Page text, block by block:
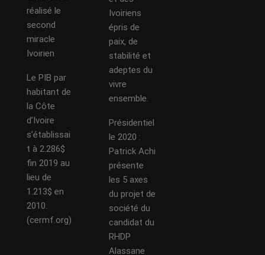
réalisé le
second
miracle
Ivoirien
Le PIB par
habitant de
la Côte
d’Ivoire
s’établissai
t à 2.286$
fin 2019 au
lieu de
1.213$ en
2010.
(cermf.org)
Ivoiriens
épris de
paix, de
stabilité et
adeptes du
vivre
ensemble.
Présidentiel
le 2020 :
Patrick Achi
présente
les 5 axes
du projet de
société du
candidat du
RHDP
Alassane